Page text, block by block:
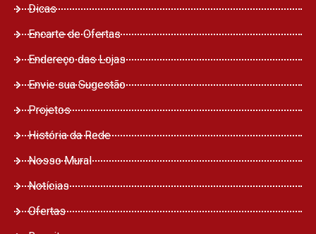
Dicas
Encarte de Ofertas
Endereço das Lojas
Envie sua Sugestão
Projetos
História da Rede
Nosso Mural
Notícias
Ofertas